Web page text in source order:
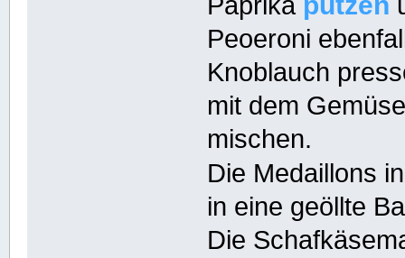
Peoeroni
Knoblauch
mit dem
mischen.
Die Medaillons
in eine geöllte
Die